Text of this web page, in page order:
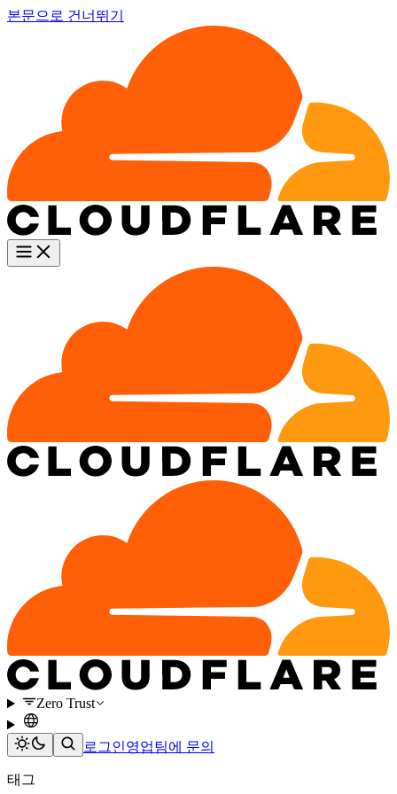
본문으로 건너뛰기
Zero Trust
로그인영업팀에 문의
태그